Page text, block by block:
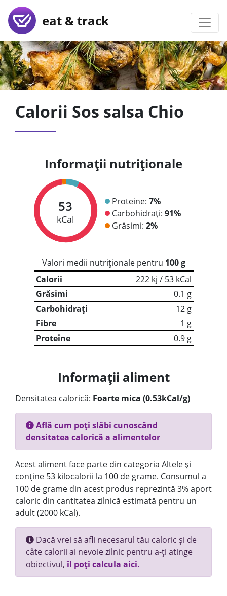
eat & track
Calorii Sos salsa Chio
Informații nutriționale
53
kCal
Proteine: 7%
Carbohidrați: 91%
Grăsimi: 2%
Valori medii nutriționale pentru 100 g
Calorii
222 kj / 53 kCal
Grăsimi
0.1 g
Carbohidrați
12 g
Fibre
1 g
Proteine
0.9 g
Informații aliment
Densitatea calorică: Foarte mica (0.53kCal/g)
Află cum poți slăbi cunoscând
densitatea calorică a alimentelor
Acest aliment face parte din categoria Altele și
conține 53 kilocalorii la 100 de grame. Consumul a
100 de grame din acest produs reprezintă 3% aport
caloric din cantitatea zilnică estimată pentru un
adult (2000 kCal).
Dacă vrei să afli necesarul tău caloric și de
câte calorii ai nevoie zilnic pentru a-ți atinge
obiectivul,îl poți calcula aici.